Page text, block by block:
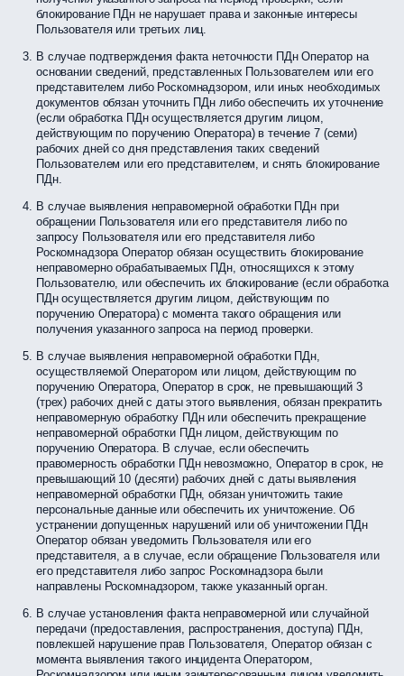
блокирование ПДн не нарушает права и законные интересы
Пользователя или третьих лиц.
В случае подтверждения факта неточности ПДн Оператор на
основании сведений, представленных Пользователем или его
представителем либо Роскомнадзором, или иных необходимых
документов обязан уточнить ПДн либо обеспечить их уточнение
(если обработка ПДн осуществляется другим лицом,
действующим по поручению Оператора) в течение 7 (семи)
рабочих дней со дня представления таких сведений
Пользователем или его представителем, и снять блокирование
ПДн.
В случае выявления неправомерной обработки ПДн при
обращении Пользователя или его представителя либо по
запросу Пользователя или его представителя либо
Роскомнадзора Оператор обязан осуществить блокирование
неправомерно обрабатываемых ПДн, относящихся к этому
Пользователю, или обеспечить их блокирование (если обработка
ПДн осуществляется другим лицом, действующим по
поручению Оператора) с момента такого обращения или
получения указанного запроса на период проверки.
В случае выявления неправомерной обработки ПДн,
осуществляемой Оператором или лицом, действующим по
поручению Оператора, Оператор в срок, не превышающий 3
(трех) рабочих дней с даты этого выявления, обязан прекратить
неправомерную обработку ПДн или обеспечить прекращение
неправомерной обработки ПДн лицом, действующим по
поручению Оператора. В случае, если обеспечить
правомерность обработки ПДн невозможно, Оператор в срок, не
превышающий 10 (десяти) рабочих дней с даты выявления
неправомерной обработки ПДн, обязан уничтожить такие
персональные данные или обеспечить их уничтожение. Об
устранении допущенных нарушений или об уничтожении ПДн
Оператор обязан уведомить Пользователя или его
представителя, а в случае, если обращение Пользователя или
его представителя либо запрос Роскомнадзора были
направлены Роскомнадзором, также указанный орган.
В случае установления факта неправомерной или случайной
передачи (предоставления, распространения, доступа) ПДн,
повлекшей нарушение прав Пользователя, Оператор обязан с
момента выявления такого инцидента Оператором,